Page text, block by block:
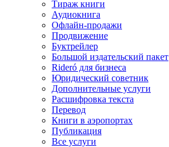
Тираж книги
Аудиокнига
Офлайн-продажи
Продвижение
Буктрейлер
Большой издательский пакет
Rideró для бизнеса
Юридический советник
Дополнительные услуги
Расшифровка текста
Перевод
Книги в аэропортах
Публикация
Все услуги